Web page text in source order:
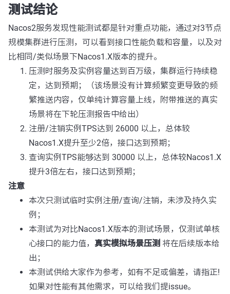
测试结论
Nacos2服务发现性能测试都是针对重点功能，通过对3节点
规模集群进行压测，可以看到接口性能负载和容量，以及对
比相同/类似场景下Nacos1.X版本的提升。
压测时服务及实例容量达到百万级，集群运行持续稳
定，达到预期；（该场景没有计算频繁变更导致的频
繁推送内容，仅单纯计算容量上线，附带推送的真实
场景将在下轮压测报告中给出）
注册/注销实例TPS达到 26000 以上，总体较
Nacos1.X提升至少2倍，接口达到预期；
查询实例TPS能够达到 30000 以上，总体较Nacos1.X
提升3倍左右，接口达到预期；
注意
本次只测试临时实例注册/查询/注销，未涉及持久实
例；
本测试为对比Nacos1.X版本的测试场景，仅测试单核
心接口的能力值， 真实模拟场景压测 将在后续版本给
出；
本测试供给大家作为参考，如有不足或偏差，请指正!
如果对性能有其他需求，可以给我们提issue。